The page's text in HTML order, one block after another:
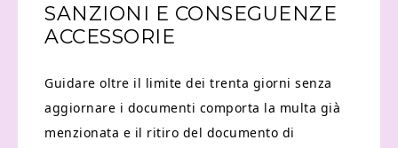
SANZIONI E CONSEGUENZE
ACCESSORIE
Guidare oltre il limite dei trenta giorni senza
aggiornare i documenti comporta la multa già
menzionata e il ritiro del documento di